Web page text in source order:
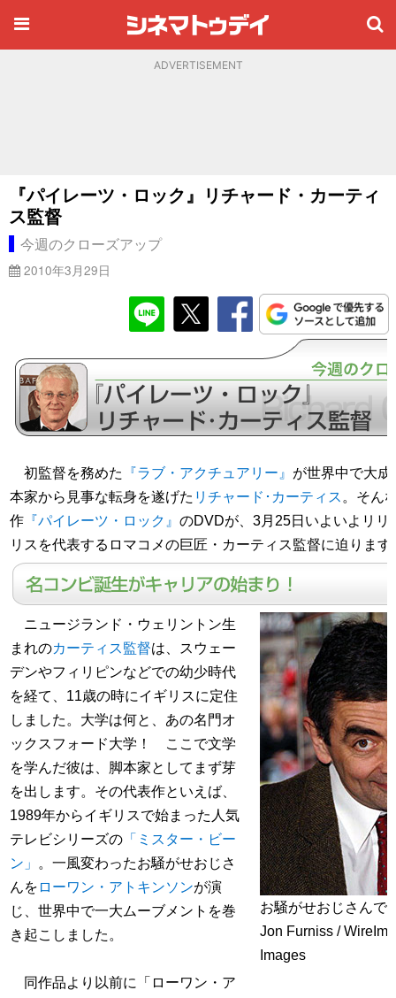
ADVERTISEMENT
『パイレーツ・ロック』リチャード・カーティ
ス監督
今週のクローズアップ
2010年3月29日
初監督を務めた 『ラブ・アクチュアリー』 が世界中で大
本家から見事な転身を遂げた リチャード･カーティス 。そん
作 『パイレーツ・ロック』 のDVDが、3月25日いよいよリ
リスを代表するロマコメの巨匠・カーティス監督に迫ります
ニュージランド・ウェリントン生
まれのカーティス監督は、スウェー
デンやフィリピンなどでの幼少時代
を経て、11歳の時にイギリスに定住
しました。大学は何と、あの名門オ
ックスフォード大学！ ここで文学
を学んだ彼は、脚本家としてまず芽
を出します。その代表作といえば、
1989年からイギリスで始まった人気
テレビシリーズの 「ミスター・ビー
ン」
。一風変わったお騒がせおじさ
んを ローワン・アトキンソンが演
じ、世界中で一大ムーブメントを巻
き起こしました。
同作品より以前に「ローワン・ア
お騒がせおじさんで
Jon Furniss /
Images